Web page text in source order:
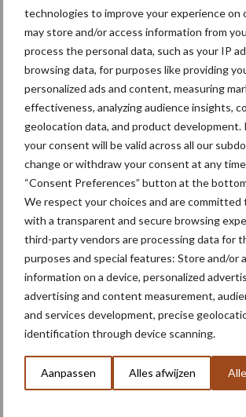
technologies to improve your experience on
may store and/or access information from
process the personal data, such as your IP
browsing data, for purposes like providing
personalized ads and content, measuring
effectiveness, analyzing audience insights,
geolocation data, and product development.
your consent will be valid across all our
change or withdraw your consent at any
“Consent Preferences” button at the
We respect your choices and are committed
with a transparent and secure browsing
third-party vendors are processing data for
purposes and special features: Store and/or
information on a device, personalized
advertising and content measurement,
and services development, precise
identification through device scanning.
Aanpassen Alles afwijzen
kwaliteit, maar
Afzetprijzen
sterker afgenomen
inkoopprijzen
Themapagina's
Machines Duurzaamheid